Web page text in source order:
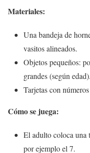
Materiales:
Una bandeja de
vasitos alineados.
Objetos pequeños:
grandes (según edad).
Tarjetas con
Cómo se juega:
El adulto coloca una
por ejemplo el 7.